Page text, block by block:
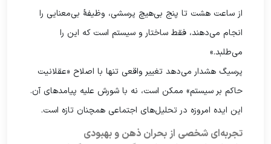
از ساعت هشت تا پنج بی‌هیچ پرسشی، وظیفۀ بی‌معنایی را
انجام می‌دهند، فقط ساختار و سیستم است که این را
می‌طلبد.»
پرسیگ هشدار می‌دهد تغییر واقعی تنها با اصلاح «عقلانیت
حاکم بر سیستم» ممکن است، نه با شورش علیه پیامدهای آن.
این ایده امروزه در تحلیل‌های اجتماعی همچنان تازه است.
تجربه‌ای شخصی از بحران ذهن و بهبودی